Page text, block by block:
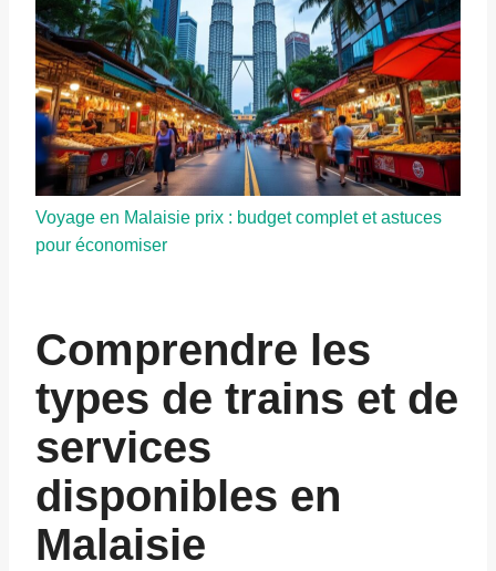
Voyage en Malaisie prix : budget complet et astuces
pour économiser
Comprendre les
types de trains et de
services
disponibles en
Malaisie